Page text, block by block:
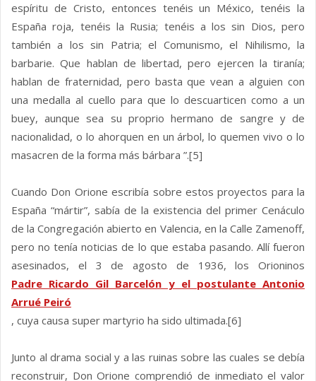
espíritu de Cristo, entonces tenéis un México, tenéis la
España roja, tenéis la Rusia; tenéis a los sin Dios, pero
también a los sin Patria; el Comunismo, el Nihilismo, la
barbarie. Que hablan de libertad, pero ejercen la tiranía;
hablan de fraternidad, pero basta que vean a alguien con
una medalla al cuello para que lo descuarticen como a un
buey, aunque sea su proprio hermano de sangre y de
nacionalidad, o lo ahorquen en un árbol, lo quemen vivo o lo
masacren de la forma más bárbara ”.[5]
Cuando Don Orione escribía sobre estos proyectos para la
España “mártir”, sabía de la existencia del primer Cenáculo
de la Congregación abierto en Valencia, en la Calle Zamenoff,
pero no tenía noticias de lo que estaba pasando. Allí fueron
asesinados, el 3 de agosto de 1936, los Orioninos
Padre Ricardo Gil Barcelón y el postulante Antonio
Arrué Peiró
, cuya causa super martyrio ha sido ultimada.[6]
Junto al drama social y a las ruinas sobre las cuales se debía
reconstruir, Don Orione comprendió de inmediato el valor